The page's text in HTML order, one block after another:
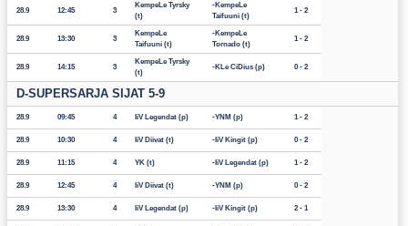
28.9 12:45 3
KempeLe Tyrsky
(t)
KempeLe
Taifuuni (t)
1 - 2
28.9 13:30 3
KempeLe
Taifuuni (t)
KempeLe
Tornado (t)
1 - 2
28.9 14:15 3
KempeLe Tyrsky
(t)
KLe CiDius (p) 0 - 2
D-SUPERSARJA SIJAT 5-9
28.9 09:45 4 IiV Legendat (p) YNM (p) 1 - 2
28.9 10:30 4 IiV Diivat (t) IiV Kingit (p) 0 - 2
28.9 11:15 4 YK (t) IiV Legendat (p) 1 - 2
28.9 12:45 4 IiV Diivat (t) YNM (p) 0 - 2
28.9 13:30 4 IiV Legendat (p) IiV Kingit (p) 2 - 1